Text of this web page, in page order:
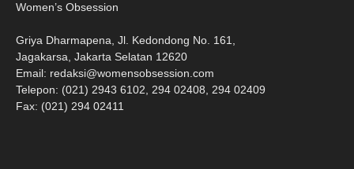
Women’s Obsession
Griya Dharmapena, Jl. Kedondong No. 161,
Jagakarsa, Jakarta Selatan 12620
Email: redaksi@womensobsession.com
Telepon: (021) 2943 6102, 294 02408, 294 02409
Fax: (021) 294 02411